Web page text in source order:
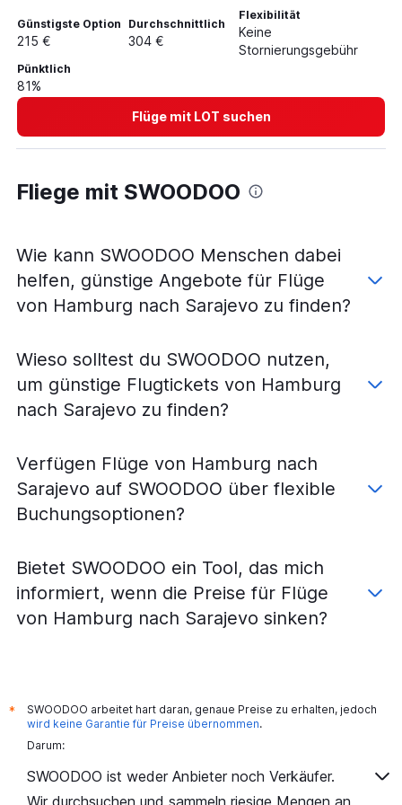
Flüge von Münster nach Sarajevo
Flüge von Friedrichshafen nach Tuzla
Flüge von Bremen nach Tuzla
Flüge von Friedrichshafen nach Sarajevo
Flüge von Dresden nach Tuzla
Günstigste Option
215 €
Durchschnittlich
304 €
Flexibilität
Keine
Stornierungsgebühr
Pünktlich
81%
Flüge mit LOT suchen
Fliege mit SWOODOO
Wie kann SWOODOO Menschen dabei
helfen, günstige Angebote für Flüge
von Hamburg nach Sarajevo zu finden?
Wieso solltest du SWOODOO nutzen,
um günstige Flugtickets von Hamburg
nach Sarajevo zu finden?
Verfügen Flüge von Hamburg nach
Sarajevo auf SWOODOO über flexible
Buchungsoptionen?
Bietet SWOODOO ein Tool, das mich
informiert, wenn die Preise für Flüge
von Hamburg nach Sarajevo sinken?
*
SWOODOO arbeitet hart daran, genaue Preise zu erhalten, jedoch
wird keine Garantie für Preise übernommen.
Darum:
SWOODOO ist weder Anbieter noch Verkäufer.